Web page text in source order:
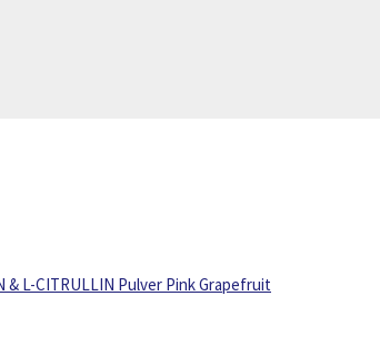
& L-CITRULLIN Pulver Pink Grapefruit